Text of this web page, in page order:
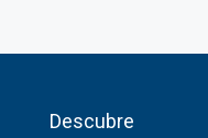
Descubre